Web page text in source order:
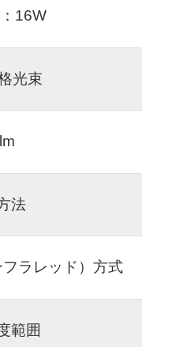
16W
光束
法
ラレッド）方式
範囲